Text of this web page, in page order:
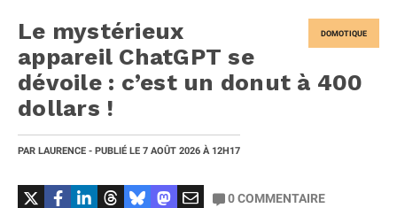
DOMOTIQUE
Le mystérieux
appareil ChatGPT se
dévoile : c’est un donut à 400
dollars !
PAR LAURENCE - PUBLIÉ LE 7 AOÛT 2026 À 12H17
0COMMENTAIRE